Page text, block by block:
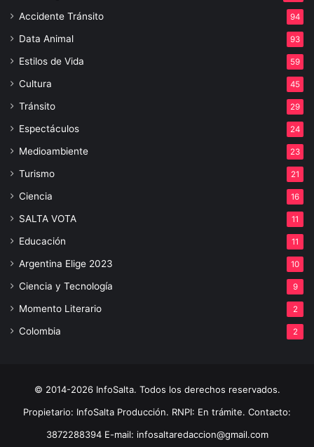
Accidente Tránsito 94
Data Animal 93
Estilos de Vida 59
Cultura 45
Tránsito 29
Espectáculos 24
Medioambiente 23
Turismo 21
Ciencia 16
SALTA VOTA 11
Educación 11
Argentina Elige 2023 10
Ciencia y Tecnología 9
Momento Literario 2
Colombia 2
© 2014-2026 InfoSalta. Todos los derechos reservados.
Propietario: InfoSalta Producción. RNPI: En trámite. Contacto:
3872288394 E-mail: infosaltaredaccion@gmail.com